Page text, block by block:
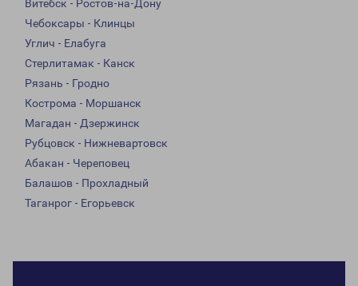
Витебск - Ростов-на-Дону
Чебоксары - Клинцы
Углич - Елабуга
Стерлитамак - Канск
Рязань - Гродно
Кострома - Моршанск
Магадан - Дзержинск
Рубцовск - Нижневартовск
Абакан - Череповец
Балашов - Прохладный
Таганрог - Егорьевск